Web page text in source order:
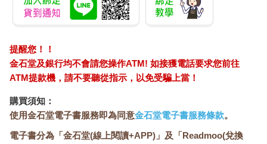
有正氣守護的人，即使染病也不嚴重，連癌友亦然。在寬心癌症
關懷協會擔任志工多年的幾位資深癌友，在Omicron疫情中也被
方之後，三天痊癒，也沒什麼後遺症。這表示他們雖然曾經罹患
重症，但經過細心調養、恢復，以及幫助他人，發揚善念，與善
相應，故正氣充足，即使感染了病毒，症狀十分輕微，也很快就
恢復健康。
與他們相反的是一些症狀嚴重，且後遺症不斷的人，有些人甚至
隔離完畢出來，仍咳個不停。這些人可能先天正氣不足，後天又
多後遺症。
提醒您！！
金石堂及銀行均不會請您操作ATM! 如接獲電話要求您前往
ATM提款機，請不要聽從指示，以免受騙上當！
購買須知：
使用金石堂電子書服務即為同意金石堂電子書服務條款。
電子書分為「金石堂(線上閱讀+APP)」及「Readmoo(兌換